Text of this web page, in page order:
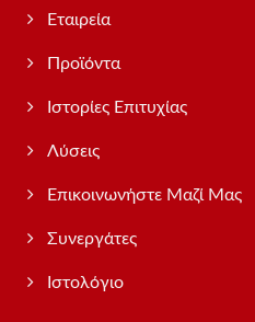
Εταιρεία
Προϊόντα
Ιστορίες Επιτυχίας
Λύσεις
Επικοινωνήστε Μαζί Μας
Συνεργάτες
Ιστολόγιο